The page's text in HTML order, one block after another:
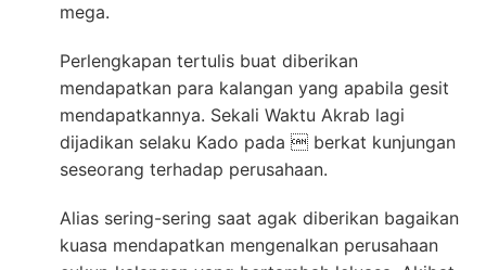
mega.
Perlengkapan tertulis buat diberikan
mendapatkan para kalangan yang apabila gesit
mendapatkannya. Sekali Waktu Akrab lagi
dijadikan selaku Kado pada  berkat kunjungan
seseorang terhadap perusahaan.
Alias sering-sering saat agak diberikan bagaikan
kuasa mendapatkan mengenalkan perusahaan